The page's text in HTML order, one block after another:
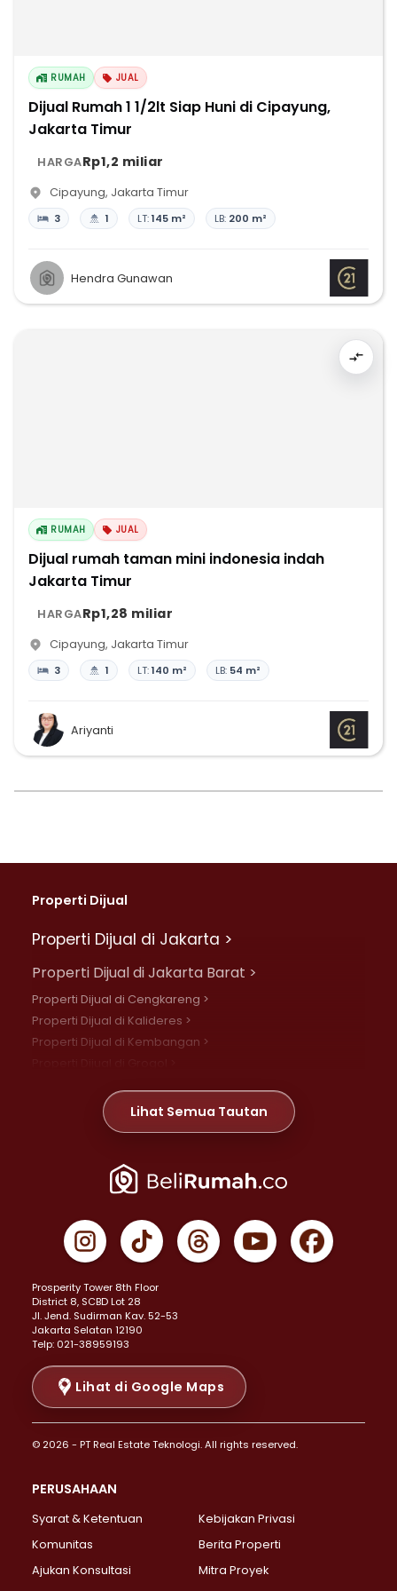
RUMAH JUAL
Dijual Rumah 1 1/2lt Siap Huni di Cipayung,
Jakarta Timur
HARGARp1,2 miliar
Cipayung, Jakarta Timur
3 1 LT:145 m² LB: 200 m²
Hendra Gunawan
RUMAH JUAL
Dijual rumah taman mini indonesia indah
Jakarta Timur
HARGARp1,28 miliar
Cipayung, Jakarta Timur
3 1 LT:140 m² LB: 54 m²
Ariyanti
Properti Dijual
Properti Dijual di Jakarta >
Properti Dijual di Jakarta Barat >
Properti Dijual di Cengkareng >
Properti Dijual di Kalideres >
Properti Dijual di Kembangan >
Properti Dijual di Meruya >
Properti Dijual di Jelambar >
Properti Dijual di Jakarta Pusat >
Properti Dijual di Gambir >
Properti Dijual di Johar Baru >
Properti Dijual di Menteng >
Properti Dijual di Senen >
Properti Dijual di Tanah Abang >
Properti Dijual di Cikini >
Properti Dijual di Kramat >
Properti Dijual di Pasar Baru >
Properti Dijual di Bendungan Hilir >
Properti Dijual di Jakarta Selatan >
Properti Dijual di Lebak Bulus >
Properti Dijual di Gandaria Selatan >
Properti Dijual di Pondok Labu >
Lihat Semua Tautan
Prosperity Tower 8th Floor
District 8, SCBD Lot 28
JI. Jend. Sudirman Kav. 52-53
Jakarta Selatan 12190
Telp: 021-38959193
Lihat di Google Maps
© 2026 - PT Real Estate Teknologi. All rights reserved.
PERUSAHAAN
Syarat & Ketentuan
Kebijakan Privasi
Komunitas
Berita Properti
Ajukan Konsultasi
Mitra Proyek